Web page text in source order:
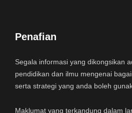
Penafian
Segala informasi yang dikongsikan
pendidikan dan ilmu mengenai
serta strategi yang anda boleh
Maklumat yang terkandung dalam